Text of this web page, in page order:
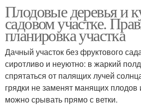
Плодовые деревья и
садовом участке.
планировка участка
Дачный участок без фруктового
сиротливо и неуютно: в жаркий
спрятаться от палящих лучей
грядки не заменят манящих плодов
можно срывать прямо с ветки.